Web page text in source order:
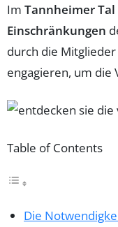
Im Tannheimer Tal
Einschränkungen
durch die
engagieren, um die
Table of Contents
Die